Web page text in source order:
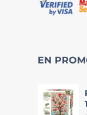
EN